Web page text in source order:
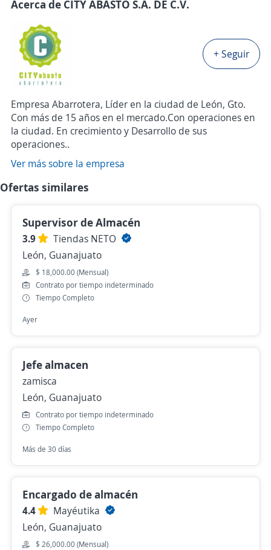
Acerca de CITY ABASTO S.A. DE C.V.
+ Seguir
Empresa Abarrotera, Líder en la ciudad de León, Gto.
Con más de 15 años en el mercado.Con operaciones en
la ciudad. En crecimiento y Desarrollo de sus
operaciones..
Ver más sobre la empresa
Ofertas similares
Supervisor de Almacén
3.9
Tiendas NETO
León, Guanajuato
$ 18,000.00 (Mensual)
Contrato por tiempo indeterminado
Tiempo Completo
Ayer
Jefe almacen
zamisca
León, Guanajuato
Contrato por tiempo indeterminado
Tiempo Completo
Más de 30 días
Encargado de almacén
4.4
Mayéutika
León, Guanajuato
$ 26,000.00 (Mensual)